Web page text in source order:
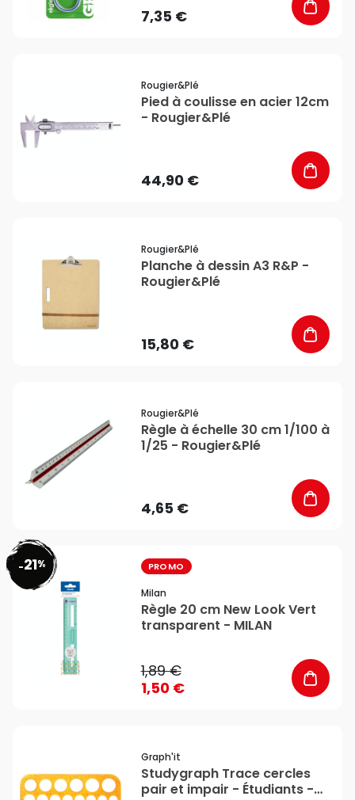
7,35 €
Rougier&plé
Pied à coulisse en acier 12cm
- Rougier&Plé
44,90 €
Rougier&plé
Planche à dessin A3 R&P -
Rougier&Plé
15,80 €
Rougier&plé
Règle à échelle 30 cm 1/100 à
1/25 - Rougier&Plé
4,65 €
-21% PROMO
Milan
Règle 20 cm New Look Vert
transparent - MILAN
1,89 €
1,50 €
Graph'it
Studygraph Trace cercles
pair et impair - Étudiants -